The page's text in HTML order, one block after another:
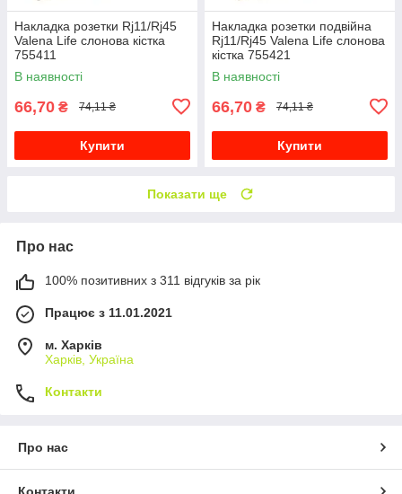
Накладка розетки Rj11/Rj45
Valena Life слонова кістка
755411
В наявності
66,70 ₴ 74,11 ₴
Купити
Накладка розетки подвійна
Rj11/Rj45 Valena Life слонова
кістка 755421
В наявності
66,70 ₴ 74,11 ₴
Купити
Показати ще
Про нас
100% позитивних з 311 відгуків за рік
Працює з 11.01.2021
м. Харків
Харків, Україна
Контакти
Про нас